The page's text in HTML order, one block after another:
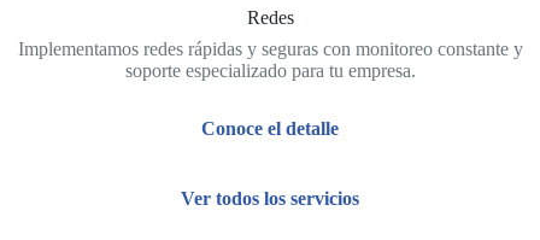
Redes
Implementamos redes rápidas y seguras con monitoreo constante y
soporte especializado para tu empresa.
Conoce el detalle
Ver todos los servicios